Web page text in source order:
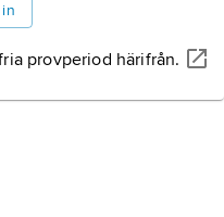
provperiod härifrån.